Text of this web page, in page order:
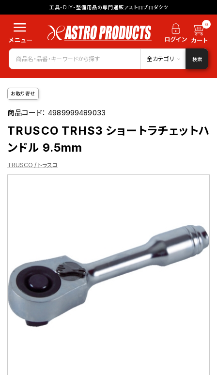
工具・DIY・整備用品の専門通販アストロプロダクツ
0
全カテゴリ 検索
お取り寄せ
商品コード：4989999489033
TRUSCO TRHS3 ショートラチェットハ
ンドル 9.5mm
TRUSCO / トラスコ